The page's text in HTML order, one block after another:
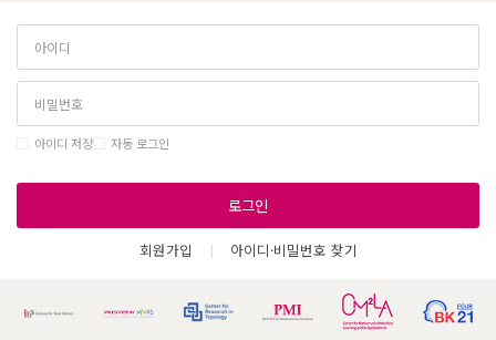
아이디 저장 자동 로그인
로그인
회원가입 아이디·비밀번호 찾기